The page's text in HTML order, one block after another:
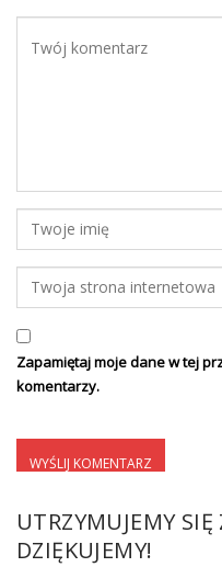
Zapamiętaj moje dane w tej
komentarzy.
UTRZYMUJEMY
DZIĘKUJEMY!